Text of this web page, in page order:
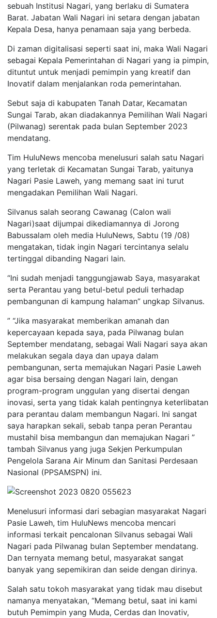
sebuah Institusi Nagari, yang berlaku di Sumatera
Barat. Jabatan Wali Nagari ini setara dengan jabatan
Kepala Desa, hanya penamaan saja yang berbeda.
Di zaman digitalisasi seperti saat ini, maka Wali Nagari
sebagai Kepala Pemerintahan di Nagari yang ia pimpin,
dituntut untuk menjadi pemimpin yang kreatif dan
Inovatif dalam menjalankan roda pemerintahan.
Sebut saja di kabupaten Tanah Datar, Kecamatan
Sungai Tarab, akan diadakannya Pemilihan Wali Nagari
(Pilwanag) serentak pada bulan September 2023
mendatang.
Tim HuluNews mencoba menelusuri salah satu Nagari
yang terletak di Kecamatan Sungai Tarab, yaitunya
Nagari Pasie Laweh, yang memang saat ini turut
mengadakan Pemilihan Wali Nagari.
Silvanus salah seorang Cawanag (Calon wali
Nagari)saat dijumpai dikediamannya di Jorong
Babussalam oleh media HuluNews, Sabtu (19 /08)
mengatakan, tidak ingin Nagari tercintanya selalu
tertinggal dibanding Nagari lain.
“Ini sudah menjadi tanggungjawab Saya, masyarakat
serta Perantau yang betul-betul peduli terhadap
pembangunan di kampung halaman” ungkap Silvanus.
” “Jika masyarakat memberikan amanah dan
kepercayaan kepada saya, pada Pilwanag bulan
September mendatang, sebagai Wali Nagari saya akan
melakukan segala daya dan upaya dalam
pembangunan, serta memajukan Nagari Pasie Laweh
agar bisa bersaing dengan Nagari lain, dengan
program-program unggulan yang disertai dengan
inovasi, serta yang tidak kalah pentingnya keterlibatan
para perantau dalam membangun Nagari. Ini sangat
saya harapkan sekali, sebab tanpa peran Perantau
mustahil bisa membangun dan memajukan Nagari ”
tambah Silvanus yang juga Sekjen Perkumpulan
Pengelola Sarana Air Minum dan Sanitasi Perdesaan
Nasional (PPSAMSPN) ini.
Menelusuri informasi dari sebagian masyarakat Nagari
Pasie Laweh, tim HuluNews mencoba mencari
informasi terkait pencalonan Silvanus sebagai Wali
Nagari pada Pilwanag bulan September mendatang.
Dan ternyata memang betul, masyarakat sangat
banyak yang sepemikiran dan seide dengan dirinya.
Salah satu tokoh masyarakat yang tidak mau disebut
namanya menyatakan, “Memang betul, saat ini kami
butuh Pemimpin yang Muda, Cerdas dan Inovativ,